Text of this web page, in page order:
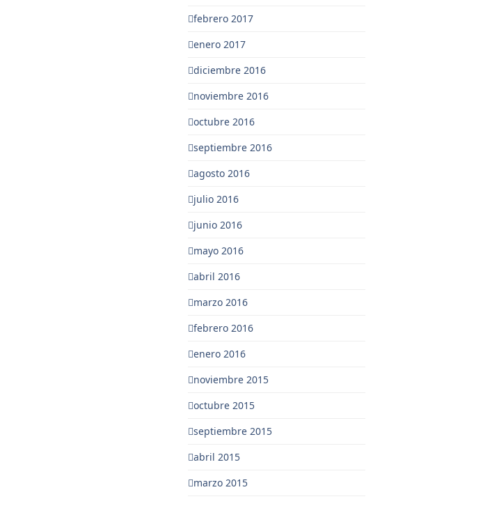
febrero 2017
enero 2017
diciembre 2016
noviembre 2016
octubre 2016
septiembre 2016
agosto 2016
julio 2016
junio 2016
mayo 2016
abril 2016
marzo 2016
febrero 2016
enero 2016
noviembre 2015
octubre 2015
septiembre 2015
abril 2015
marzo 2015